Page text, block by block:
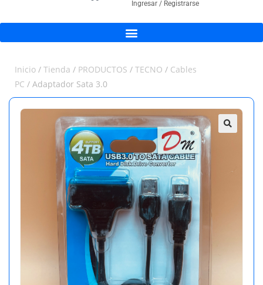
Ingresar / Registrarse
Inicio / Tienda / PRODUCTOS / TECNO / Cables
PC / Adaptador Sata 3.0